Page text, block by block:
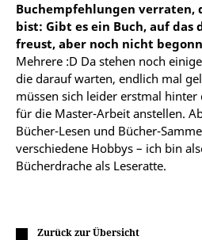
Buchempfehlungen verraten,
bist: Gibt es ein Buch, auf das
freust, aber noch nicht
Mehrere :D Da stehen noch
die darauf warten, endlich mal
müssen sich leider erstmal hinter
für die Master-Arbeit anstellen.
Bücher-Lesen und Bücher-
verschiedene Hobbys – ich bin
Bücherdrache als Leseratte.
Zurück zur Übersicht